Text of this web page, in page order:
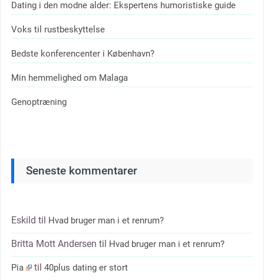
Dating i den modne alder: Ekspertens humoristiske guide
Voks til rustbeskyttelse
Bedste konferencenter i København?
Min hemmelighed om Malaga
Genoptræning
Seneste kommentarer
Eskild til Hvad bruger man i et renrum?
Britta Mott Andersen til Hvad bruger man i et renrum?
Pia til40plus dating er stort